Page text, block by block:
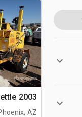
2003 LeeBoy Asphalt Kettle
AZ